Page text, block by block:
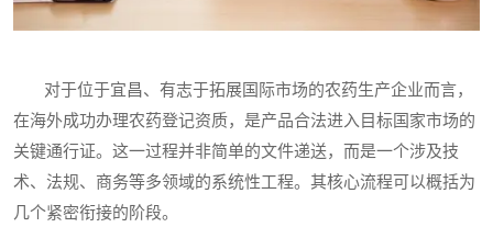
对于位于宜昌、有志于拓展国际市场的农药生产企业而言，
在海外成功办理农药登记资质，是产品合法进入目标国家市场的
关键通行证。这一过程并非简单的文件递送，而是一个涉及技
术、法规、商务等多领域的系统性工程。其核心流程可以概括为
几个紧密衔接的阶段。